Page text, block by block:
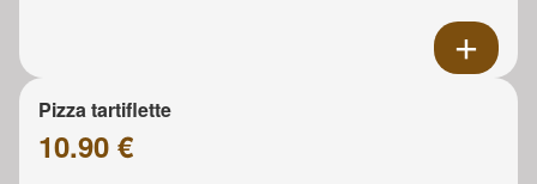
Pizza tartiflette
10.90 €